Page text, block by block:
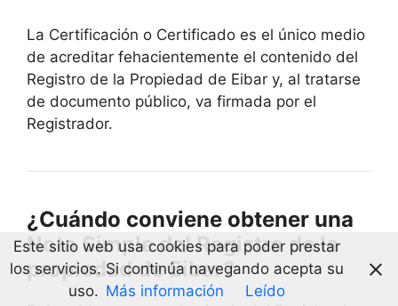
La Certificación o Certificado es el único medio
de acreditar fehacientemente el contenido del
Registro de la Propiedad de Eibar y, al tratarse
de documento público, va firmada por el
Registrador.
¿Cuándo conviene obtener una
Nota Simple del Registro de la
propiedad de Eibar?
Este sitio web usa cookies para poder prestar
los servicios. Si continúa navegando acepta su
uso. Más información Leído